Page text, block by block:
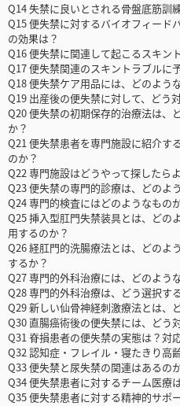
Q14 失禁に良いとされる骨盤底筋訓
Q15 便失禁に対するバイオフィード
の効果は？
Q16 便失禁に関連して起こるスキン
Q17 便失禁関連のスキントラブルに
Q18 便失禁ケア用品には、どのよう
Q19 出産後の便失禁に対して、どう
Q20 便失禁の初期保存的治療法は、
か？
Q21 便失禁患者を専門施設に紹介す
のか？
Q22 専門施設はどうやって探したら
Q23 便失禁の専門的診療は、どのよ
Q24 専門的検査にはどのようなもの
Q25 挿入型肛門失禁装具とは、どの
用するのか？
Q26 経肛門的洗腸療法とは、どのよ
するか？
Q27 専門的外科治療には、どのよう
Q28 専門的外科治療は、どう選択す
Q29 新しい仙骨神経刺激療法とは、
Q30 直腸癌術後の便失禁には、どう
Q31 脊損患者の便失禁の実態は？対
Q32 認知症・フレイル・寝たきり高
Q33 便失禁と尿失禁の関連はあるの
Q34 便失禁患者に対するチーム医療
Q35 便失禁患者に対する精神的サポ